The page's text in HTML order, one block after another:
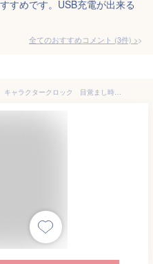
すめです。USB充電が出来る
全てのおすすめコメント (3件) >
セイコー【SEIKO】マイメロディ キャラクタークロック 目覚まし時計 CQ143P★【CQ-143P】